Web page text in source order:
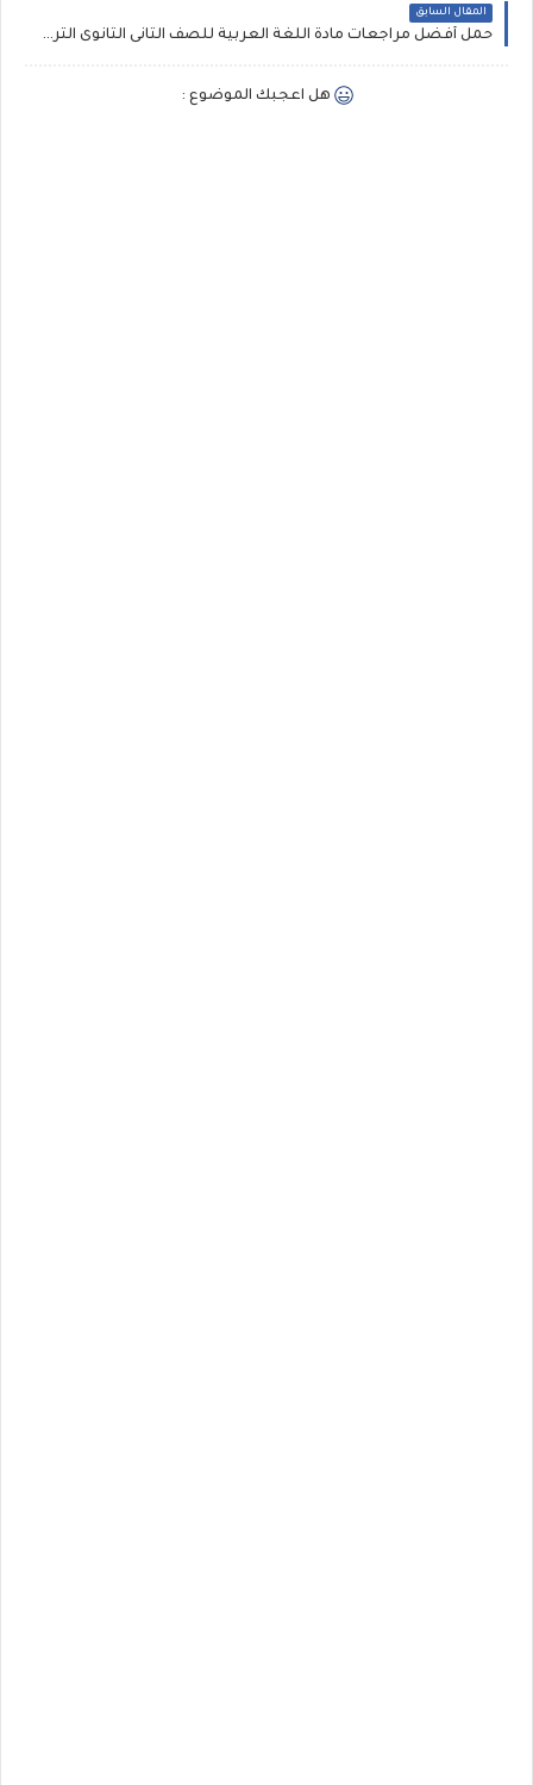
المقال السابق
حمل أفضل مراجعات مادة اللغة العربية للصف الثانى الثانوى الترم الثانى , ليلة الامتحان
هل اعجبك الموضوع :